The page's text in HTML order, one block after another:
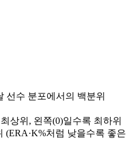
선수 분포에서의 백분위
상위, 왼쪽(0)일수록 최하위
(ERA·K%처럼 낮을수록 좋은